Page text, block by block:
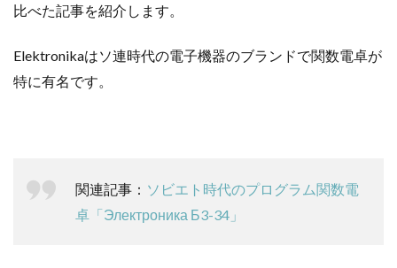
e
b
t
t
e
n
比べた記事を紹介します。
Elektronikaはソ連時代の電子機器のブランドで関数電卓が
特に有名です。
関連記事 ： ソビエト時代のプログラム関数電
卓「Электроника Б3-34」